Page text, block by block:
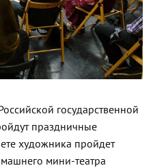
государственной
праздничные
художника пройдет
мини-театра